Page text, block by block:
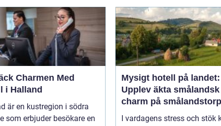
Charmen Med
i Halland
är en kustregion i södra
som erbjuder besökare en
Mysigt hotell på landet:
Upplev äkta smålandsk
charm på
I vardagens stress och stök